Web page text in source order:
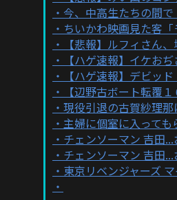
今、中高生たちの間
ちいかわ映画見た客
【悲報】ルフィさん
【ハゲ速報】イケお
【ハゲ速報】デビッ
【辺野古ボート転覆
現役引退の古賀紗理
主婦に個室に入って
チェンソーマン 吉田
チェンソーマン 吉田
東京リベンジャーズ